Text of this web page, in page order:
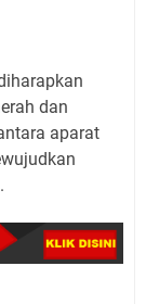
dan
aparat